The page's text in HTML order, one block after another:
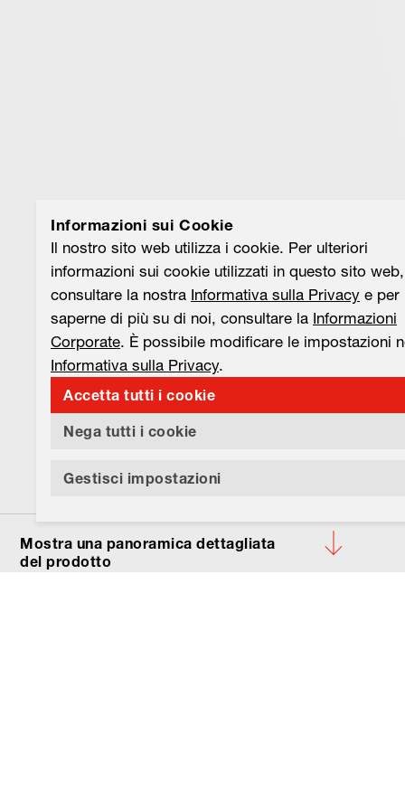
Mostra una panoramica dettagliata
del prodotto
Informazioni sui Cookie
Il nostro sito web utilizza i cookie. Per ulteriori
informazioni sui cookie utilizzati in questo sito web,
consultare la nostra Informativa sulla Privacy e per
saperne di più su di noi, consultare la Informazioni
Corporate. È possibile modificare le impostazioni
Informativa sulla Privacy.
Accetta tutti i cookie
Nega tutti i cookie
Gestisci impostazioni